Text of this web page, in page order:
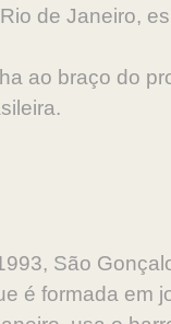
de Janeiro,
ao braço do
São
é formada em